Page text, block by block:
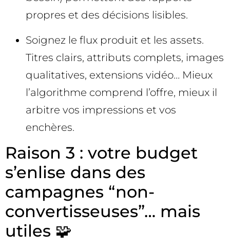
propres et des décisions lisibles.
Soignez le flux produit et les assets.
Titres clairs, attributs complets, images
qualitatives, extensions vidéo… Mieux
l’algorithme comprend l’offre, mieux il
arbitre vos impressions et vos
enchères.
Raison 3 : votre budget
s’enlise dans des
campagnes “non-
convertisseuses”… mais
utiles 🧩